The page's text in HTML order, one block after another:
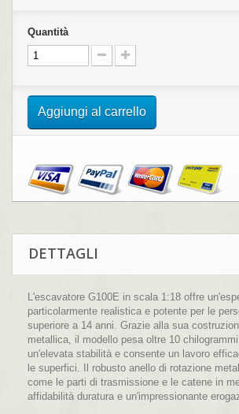
Quantità
Aggiungi al carrello
DETTAGLI
L'escavatore G100E in scala 1:18 offre
particolarmente realistica e potente per le
superiore a 14 anni. Grazie alla sua
metallica, il modello pesa oltre 10
un'elevata stabilità e consente un lavoro
le superfici. Il robusto anello di rotazione
come le parti di trasmissione e le catene in
affidabilità duratura e un'impressionante